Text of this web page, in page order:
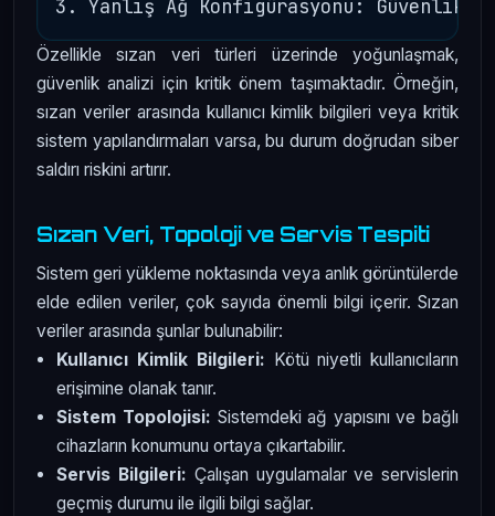
Özellikle sızan veri türleri üzerinde yoğunlaşmak,
güvenlik analizi için kritik önem taşımaktadır. Örneğin,
sızan veriler arasında kullanıcı kimlik bilgileri veya kritik
sistem yapılandırmaları varsa, bu durum doğrudan siber
saldırı riskini artırır.
Sızan Veri, Topoloji ve Servis Tespiti
Sistem geri yükleme noktasında veya anlık görüntülerde
elde edilen veriler, çok sayıda önemli bilgi içerir. Sızan
veriler arasında şunlar bulunabilir:
Kullanıcı Kimlik Bilgileri: Kötü niyetli kullanıcıların
erişimine olanak tanır.
Sistem Topolojisi: Sistemdeki ağ yapısını ve bağlı
cihazların konumunu ortaya çıkartabilir.
Servis Bilgileri: Çalışan uygulamalar ve servislerin
geçmiş durumu ile ilgili bilgi sağlar.